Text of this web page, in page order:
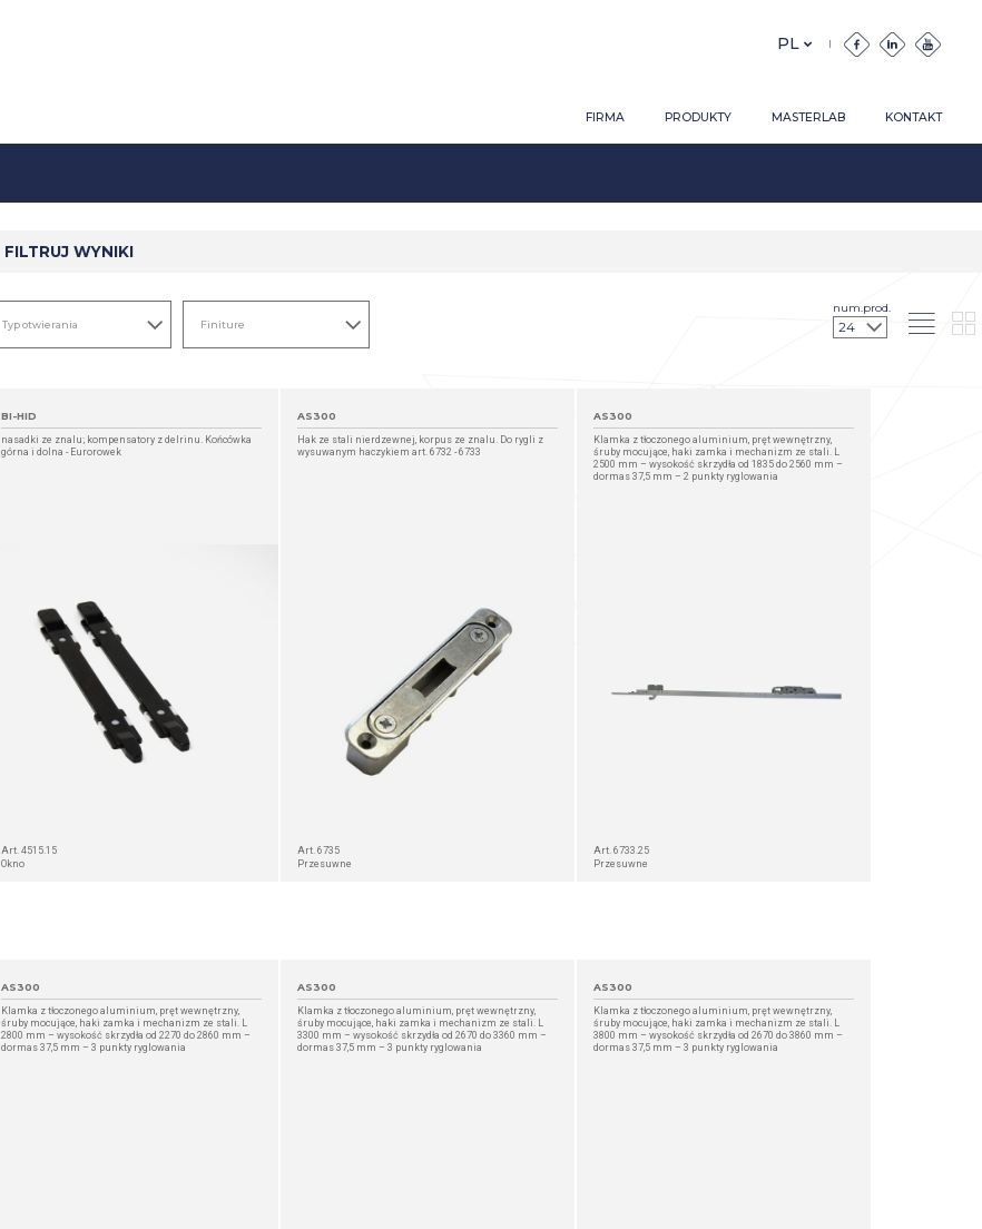
FIRMA PRODUKTY MASTERLAB KONTAKT
FILTRUJ WYNIKI
num.prod.
BI-HID
nasadki ze znalu; kompensatory z delrinu. Końcówka
górna i dolna - Eurorowek
Art. 4515.15
Okno
AS300
Hak ze stali nierdzewnej, korpus ze znalu. Do rygli z
wysuwanym haczykiem art. 6732 - 6733
Art. 6735
Przesuwne
AS300
Klamka z tłoczonego aluminium, pręt wewnętrzny,
śruby mocujące, haki zamka i mechanizm ze stali. L
2500 mm – wysokość skrzydła od 1835 do 2560 mm –
dormas 37,5 mm – 2 punkty ryglowania
Art. 6733.25
Przesuwne
AS300
Klamka z tłoczonego aluminium, pręt wewnętrzny,
śruby mocujące, haki zamka i mechanizm ze stali. L
2800 mm – wysokość skrzydła od 2270 do 2860 mm –
dormas 37,5 mm – 3 punkty ryglowania
AS300
Klamka z tłoczonego aluminium, pręt wewnętrzny,
śruby mocujące, haki zamka i mechanizm ze stali. L
3300 mm – wysokość skrzydła od 2670 do 3360 mm –
dormas 37,5 mm – 3 punkty ryglowania
AS300
Klamka z tłoczonego aluminium, pręt wewnętrzny,
śruby mocujące, haki zamka i mechanizm ze stali. L
3800 mm – wysokość skrzydła od 2670 do 3860 mm –
dormas 37,5 mm – 3 punkty ryglowania